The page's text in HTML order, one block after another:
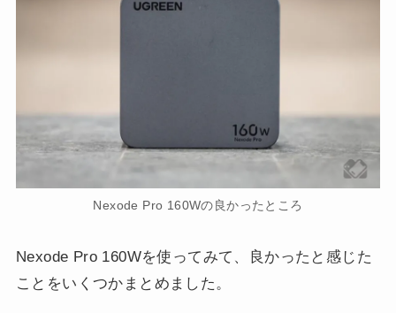
Nexode Pro 160Wの良かったところ
Nexode Pro 160Wを使ってみて、良かったと感じた
ことをいくつかまとめました。